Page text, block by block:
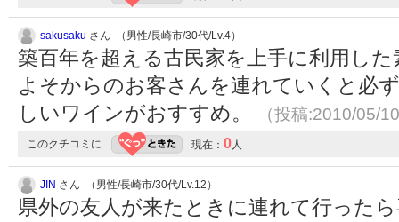
sakusaku さん （男性/長崎市/30代/Lv.4）
築百年を超える古民家を上手に利用し
よそからのお客さんを連れていくと必
しいワインがおすすめ。
（投稿:2010/05/
このクチコミに 現在： 0人
JIN さん （男性/長崎市/30代/Lv.12）
県外の友人が来たときに連れて行った